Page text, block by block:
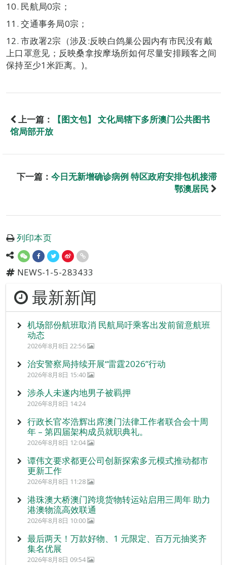
10. 民航局0宗；
11. 交通事务局0宗；
12. 市政署2宗（涉及:反映白鸽巢公园内有市民没有戴
上口罩意见；反映桑拿按摩场所如何尽量安排顾客之间
保持至少1米距离。)。
上一篇：
【图文包】 文化局辖下多所澳门公共图书
馆局部开放
下一篇： 今日无新增确诊病例 特区政府安排包机接滞
鄂澳居民
列印本页
NEWS-1-5-283433
最新新闻
机场部份航班取消 民航局吁乘客出发前留意航班
动态
2026年8月8日 22:56
治安警察局持续开展“雷霆2026”行动
2026年8月8日 15:40
涉杀人未遂内地男子被羁押
2026年8月8日 14:24
行政长官岑浩辉出席澳门法律工作者联合会十周
年 – 第四届架构成员就职典礼。
2026年8月8日 12:04
谭伟文要求都更公司创新探索多元模式推动都市
更新工作
2026年8月8日 11:28
港珠澳大桥澳门跨境货物转运站启用三周年 助力
港澳物流高效联通
2026年8月8日 10:00
最后两天！万款好物、1 元限定、百万元抽奖齐
集名优展
2026年8月8日 09:54